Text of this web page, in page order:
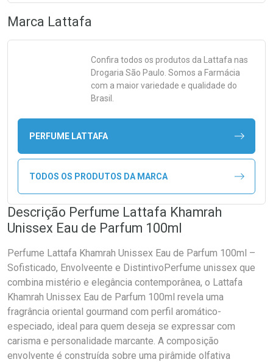
Marca Lattafa
Confira todos os produtos da Lattafa nas
Drogaria São Paulo. Somos a Farmácia
com a maior variedade e qualidade do
Brasil.
PERFUME LATTAFA
TODOS OS PRODUTOS DA MARCA
Descrição Perfume Lattafa Khamrah
Unissex Eau de Parfum 100ml
Perfume Lattafa Khamrah Unissex Eau de Parfum 100ml –
Sofisticado, Envolveente e DistintivoPerfume unissex que
combina mistério e elegância contemporânea, o Lattafa
Khamrah Unissex Eau de Parfum 100ml revela uma
fragrância oriental gourmand com perfil aromático-
especiado, ideal para quem deseja se expressar com
carisma e personalidade marcante. A composição
envolvente é construída sobre uma pirâmide olfativa